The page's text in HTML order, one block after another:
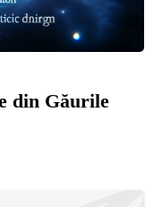
din Găurile